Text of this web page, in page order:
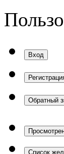
Вход
Обратный
Список